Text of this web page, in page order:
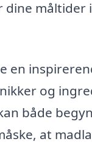
måltider
en
og
både
at